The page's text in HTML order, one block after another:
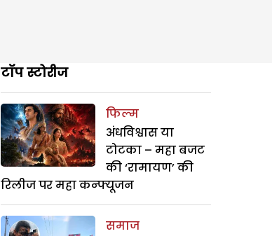
टॉप स्टोरीज
फिल्म
अंधविश्वास या
टोटका – महा बजट
की ‘रामायण’ की
रिलीज पर महा कन्फ्यूजन
समाज